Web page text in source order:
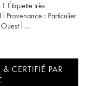
1 Étiquette très
Provenance : particulier
Ouest
CERTIFIÉ PAR